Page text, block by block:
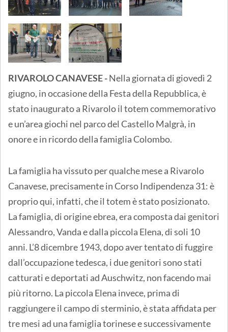
RIVAROLO CANAVESE -Nella giornata di giovedì 2
giugno, in occasione della Festa della Repubblica, è
stato inaugurato a Rivarolo il totem commemorativo
e un’area giochi nel parco del Castello Malgrà, in
onore e in ricordo della famiglia Colombo.
La famiglia ha vissuto per qualche mese a Rivarolo
Canavese, precisamente in Corso Indipendenza 31: è
proprio qui, infatti, che il totem è stato posizionato.
La famiglia, di origine ebrea, era composta dai genitori
Alessandro, Vanda e dalla piccola Elena, di soli 10
anni. L’8 dicembre 1943, dopo aver tentato di fuggire
dall’occupazione tedesca, i due genitori sono stati
catturati e deportati ad Auschwitz, non facendo mai
più ritorno. La piccola Elena invece, prima di
raggiungere il campo di sterminio, è stata affidata per
tre mesi ad una famiglia torinese e successivamente